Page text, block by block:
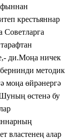
крестьяннар
ди.Моңа ничек
методик
моңа өйрәнергә
өстенә бу
властенең алар